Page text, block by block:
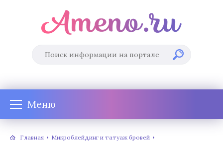
Меню
Главная
Микроблейдинг и татуаж бровей